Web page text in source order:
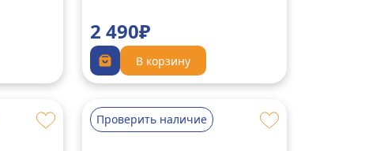
2 490₽
В корзину
Проверить наличие